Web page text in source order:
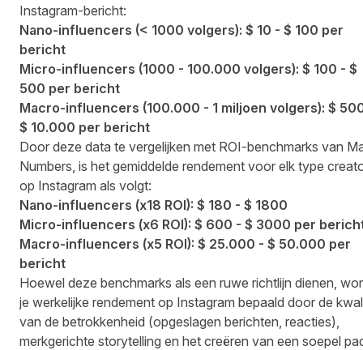
Instagram-bericht:
Nano-influencers (< 1000 volgers): $ 10 - $ 100 per
bericht
Micro-influencers (1000 - 100.000 volgers): $ 100 - $
500 per bericht
Macro-influencers (100.000 - 1 miljoen volgers): $
$ 10.000 per bericht
Door deze data te vergelijken met ROI-benchmarks van
Numbers, is het gemiddelde rendement voor elk type
op Instagram als volgt:
Nano-influencers (x18 ROI): $ 180 - $ 1800
Micro-influencers (x6 ROI): $ 600 - $ 3000 per
Macro-influencers (x5 ROI): $ 25.000 - $ 50.000 per
bericht
Hoewel deze benchmarks als een ruwe richtlijn dienen,
je werkelijke rendement op Instagram bepaald door de
van de betrokkenheid (opgeslagen berichten, reacties),
merkgerichte storytelling en het creëren van een soepel